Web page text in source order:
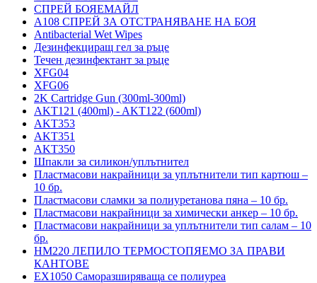
СПРЕЙ БОЯЕМАЙЛ
A108 СПРЕЙ ЗА ОТСТРАНЯВАНЕ НА БОЯ
Antibacterial Wet Wipes
Дезинфекциращ гел за ръце
Течен дезинфектант за ръце
XFG04
XFG06
2K Cartridge Gun (300ml-300ml)
AKT121 (400ml) - AKT122 (600ml)
AKT353
AKT351
AKT350
Шпакли за силикон/уплътнител
Пластмасови накрайници за уплътнители тип картюш –
10 бр.
Пластмасови сламки за полиуретанова пяна – 10 бр.
Пластмасови накрайници за химически анкер – 10 бр.
Пластмасови накрайници за уплътнители тип салам – 10
бр.
HM220 ЛЕПИЛО ТЕРМОСТОПЯЕМО ЗА ПРАВИ
КАНТОВЕ
EX1050 Саморазширяваща се полиуреа